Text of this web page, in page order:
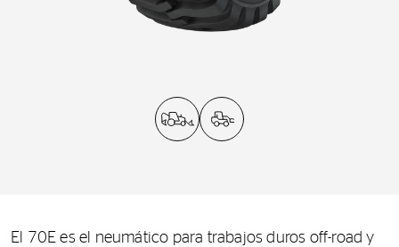
El 70E es el neumático para trabajos duros off-road y